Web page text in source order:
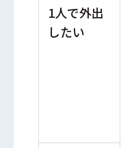
1人で外出
したい